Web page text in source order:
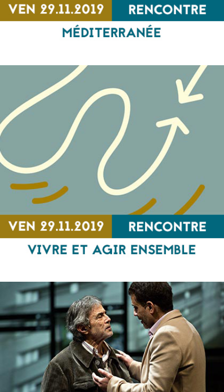
MÉDITERRANÉE Penser l’après du désastre ou
la Fabrique d’un monde commun
RENCONTRE
Vivre et agir ensemble quelles que soient les
croyances religieuses ?
RENCONTRE